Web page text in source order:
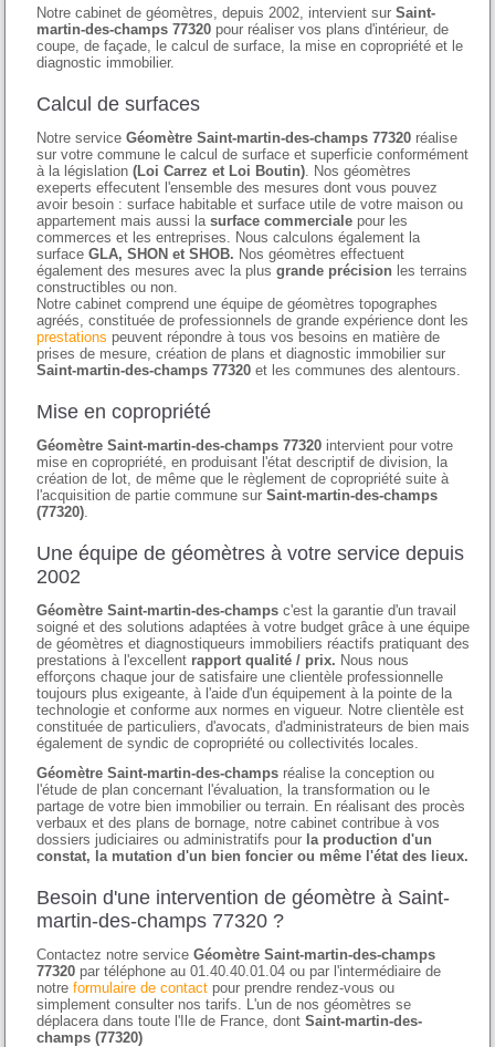
Notre cabinet de géomètres, depuis 2002, intervient surSaint-
martin-des-champs 77320 pour réaliser vos plans d'intérieur, de
coupe, de façade, le calcul de surface, la mise en copropriété et le
diagnostic immobilier.
Calcul de surfaces
Notre serviceGéomètre Saint-martin-des-champs 77320 réalise
sur votre commune le calcul de surface et superficie conformément
à la législation(Loi Carrez et Loi Boutin) . Nos géomètres
exeperts effecutent l'ensemble des mesures dont vous pouvez
avoir besoin : surface habitable et surface utile de votre maison ou
appartement mais aussi lasurface commerciale pour les
commerces et les entreprises. Nous calculons également la
surfaceGLA, SHON et SHOB. Nos géomètres effectuent
également des mesures avec la plusgrande précision les terrains
constructibles ou non.
Notre cabinet comprend une équipe de géomètres topographes
agréés, constituée de professionnels de grande expérience dont les
prestations peuvent répondre à tous vos besoins en matière de
prises de mesure, création de plans et diagnostic immobilier sur
Saint-martin-des-champs 77320 et les communes des alentours.
Mise en copropriété
Géomètre Saint-martin-des-champs 77320 intervient pour votre
mise en copropriété, en produisant l'état descriptif de division, la
création de lot, de même que le règlement de copropriété suite à
l'acquisition de partie commune surSaint-martin-des-champs
(77320)
Une équipe de géomètres à votre service depuis
2002
Géomètre Saint-martin-des-champs c'est la garantie d'un travail
soigné et des solutions adaptées à votre budget grâce à une équipe
de géomètres et diagnostiqueurs immobiliers réactifs pratiquant des
prestations à l'excellent rapport qualité / prix. Nous nous
efforçons chaque jour de satisfaire une clientèle professionnelle
toujours plus exigeante, à l'aide d'un équipement à la pointe de la
technologie et conforme aux normes en vigueur. Notre clientèle est
constituée de particuliers, d'avocats, d'administrateurs de bien mais
également de syndic de copropriété ou collectivités locales.
Géomètre Saint-martin-des-champs réalise la conception ou
l'étude de plan concernant l'évaluation, la transformation ou le
partage de votre bien immobilier ou terrain. En réalisant des procès
verbaux et des plans de bornage, notre cabinet contribue à vos
dossiers judiciaires ou administratifs pour la production d'un
constat, la mutation d'un bien foncier ou même l'état des lieux.
Besoin d'une intervention de géomètre à Saint-
martin-des-champs 77320 ?
Contactez notre serviceGéomètre Saint-martin-des-champs
77320 par téléphone au 01.40.40.01.04 ou par l'intermédiaire de
notreformulaire de contact pour prendre rendez-vous ou
simplement consulter nos tarifs. L'un de nos géomètres se
déplacera dans toute l'Ile de France, dontSaint-martin-des-
champs (77320)